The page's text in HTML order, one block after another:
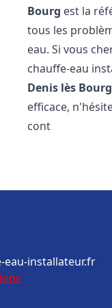
Bourg est la
tous les
eau. Si vous
chauffe-eau
Denis lès Bourg
efficace,
cont
eau-installateur.fr